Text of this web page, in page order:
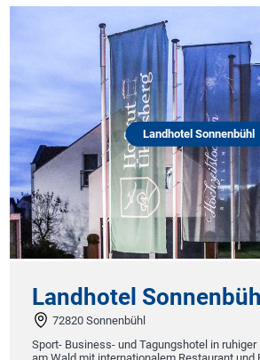
Landhotel Sonnenbühl
Landhotel Sonnenbühl
72820 Sonnenbühl
Sport- Business- und Tagungshotel in ruhiger